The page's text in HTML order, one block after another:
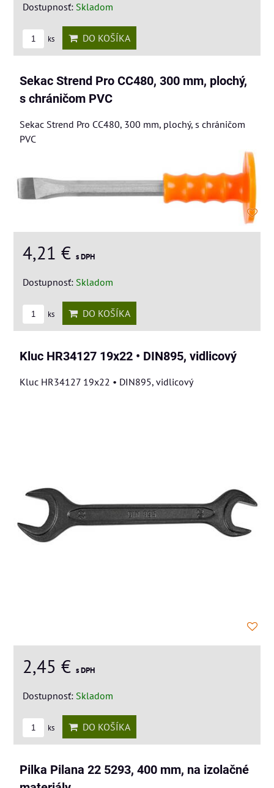
Dostupnosť: Skladom
ks DO KOŠÍKA
Sekac Strend Pro CC480, 300 mm, plochý,
s chráničom PVC
Sekac Strend Pro CC480, 300 mm, plochý, s chráničom
PVC
4,21 € s DPH
Dostupnosť: Skladom
ks DO KOŠÍKA
Kluc HR34127 19x22 • DIN895, vidlicový
Kluc HR34127 19x22 • DIN895, vidlicový
2,45 € s DPH
Dostupnosť: Skladom
ks DO KOŠÍKA
Pilka Pilana 22 5293, 400 mm, na izolačné